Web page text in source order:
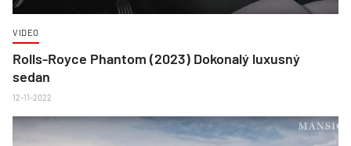
VIDEO
Rolls-Royce Phantom (2023) Dokonalý luxusný
sedan
12-11-2022